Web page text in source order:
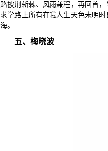
路披荆斩棘、风雨兼程，再回首
求学路上所有在我人生天色未明
海。
五、梅晓波